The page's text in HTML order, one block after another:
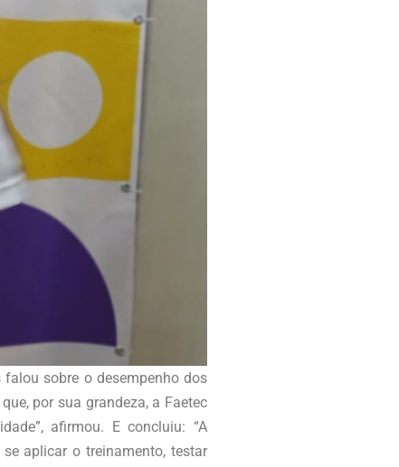
falou sobre o desempenho dos
por sua grandeza, a Faetec
afirmou. E concluiu: “A
aplicar o treinamento, testar